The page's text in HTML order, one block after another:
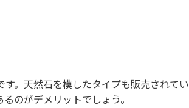
。天然石を模したタイプも販売されてい
のがデメリットでしょう。